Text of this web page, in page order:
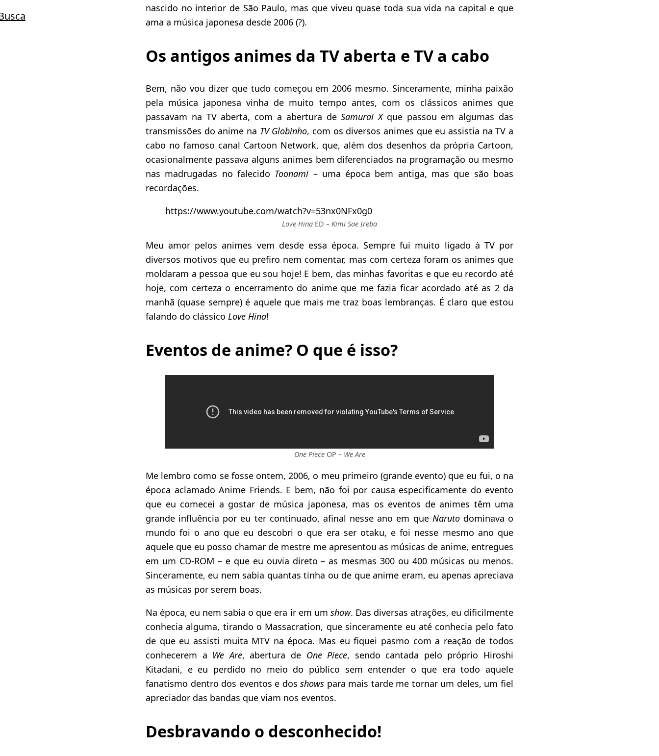
nascido no interior de São Paulo, mas que viveu quase toda sua vida na capital e que
ama a música japonesa desde 2006 (?).
Os antigos animes da TV aberta e TV a cabo
Bem, não vou dizer que tudo começou em 2006 mesmo. Sinceramente, minha paixão
pela música japonesa vinha de muito tempo antes, com os clássicos animes que
passavam na TV aberta, com a abertura deSamurai Xque passou em algumas das
transmissões do anime na TV Globinho, com os diversos animes que eu assistia na TV a
cabo no famoso canal Cartoon Network, que, além dos desenhos da própria Cartoon,
ocasionalmente passava alguns animes bem diferenciados na programação ou mesmo
nas madrugadas no falecido Toonami – uma época bem antiga, mas que são boas
recordações.
https://www.youtube.com/watch?v=53nx0NFx0g0
Love Hina ED – Kimi Sae Ireba
Meu amor pelos animes vem desde essa época. Sempre fui muito ligado à TV por
diversos motivos que eu prefiro nem comentar, mas com certeza foram os animes que
moldaram a pessoa que eu sou hoje! E bem, das minhas favoritas e que eu recordo até
hoje, com certeza o encerramento do anime que me fazia ficar acordado até as 2 da
manhã (quase sempre) é aquele que mais me traz boas lembranças. É claro que estou
falando do clássico Love Hina!
Eventos de anime? O que é isso?
One PieceOP – We Are
Me lembro como se fosse ontem, 2006, o meu primeiro (grande evento) que eu fui, o na
época aclamado Anime Friends. E bem, não foi por causa especificamente do evento
que eu comecei a gostar de música japonesa, mas os eventos de animes têm uma
grande influência por eu ter continuado, afinal nesse ano em que Narutodominava o
mundo foi o ano que eu descobri o que era ser otaku, e foi nesse mesmo ano que
aquele que eu posso chamar de mestre me apresentou as músicas de anime, entregues
em um CD-ROM – e que eu ouvia direto – as mesmas 300 ou 400 músicas ou menos.
Sinceramente, eu nem sabia quantas tinha ou de que anime eram, eu apenas apreciava
as músicas por serem boas.
Na época, eu nem sabia o que era ir em um show. Das diversas atrações, eu dificilmente
conhecia alguma, tirando o Massacration, que sinceramente eu até conhecia pelo fato
de que eu assisti muita MTV na época. Mas eu fiquei pasmo com a reação de todos
conhecerem a We Are, abertura de One Piece, sendo cantada pelo próprio Hiroshi
Kitadani, e eu perdido no meio do público sem entender o que era todo aquele
fanatismo dentro dos eventos e dosshows para mais tarde me tornar um deles, um fiel
apreciador das bandas que viam nos eventos.
Desbravando o desconhecido!